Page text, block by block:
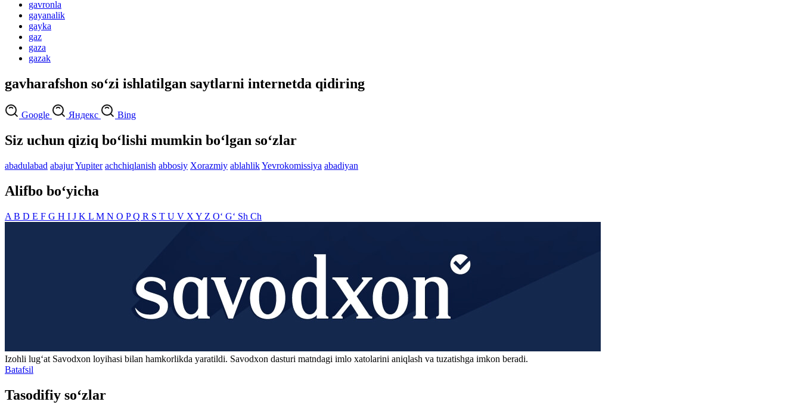
gavronla
gayanalik
gayka
gaz
gaza
gazak
gavharafshon so‘zi ishlatilgan saytlarni internetda qidiring
Google Яндекс Bing
Siz uchun qiziq bo‘lishi mumkin bo‘lgan so‘zlar
abadulabad abajurYupiter achchiqlanish abbosiy Xorazmiy ablahlikYevrokomissiya abadiyan
Alifbo bo‘yicha
A B D E F G H I J K L M N O PQ R S T U V X Y Z O‘ G‘ Sh Ch
Izohli lugʻat Savodxon loyihasi bilan hamkorlikda yaratildi. Savodxon dasturi matndagi imlo xatolarini aniqlash va tuzatishga imkon beradi.
Batafsil
Tasodifiy so‘zlar